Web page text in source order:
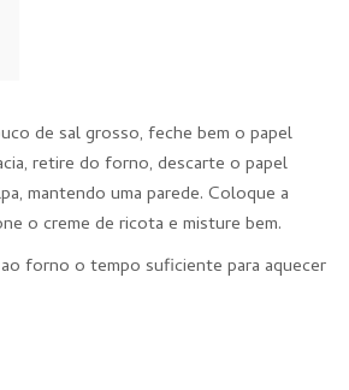
de sal grosso, feche bem o papel
retire do forno, descarte o papel
mantendo uma parede. Coloque a
o creme de ricota e misture bem.
forno o tempo suficiente para aquecer